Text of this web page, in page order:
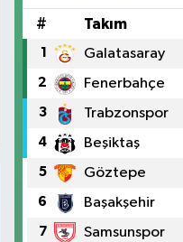
# Takım
1 Galatasaray
2 Fenerbahçe
3 Trabzonspor
4 Beşiktaş
5 Göztepe
6 Başakşehir
7 Samsunspor